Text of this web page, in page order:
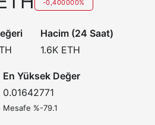
-0,400000%
Hacim (24 Saat)
1.6K ETH
En Yüksek Değer
0.01642771
Mesafe %-79.1